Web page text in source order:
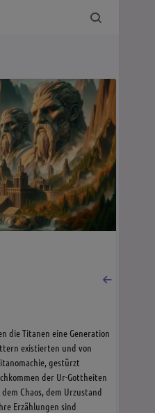
die Titanen eine Generation
existierten und von
gestürzt
der Ur-Gottheiten
Chaos, dem Urzustand
Erzählungen sind